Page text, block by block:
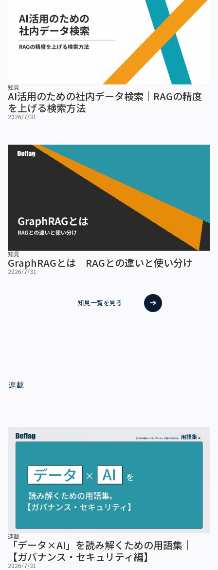
知見
AI活用のための社内データ検索｜RAGの精度
を上げる検索方法
2026/7/31
知見
GraphRAGとは｜RAGとの違いと使い分け
2026/7/31
知見一覧を見る
連載
連載
「データ×AI」を読み解くための用語集｜
【ガバナンス・セキュリティ編】
2026/7/31